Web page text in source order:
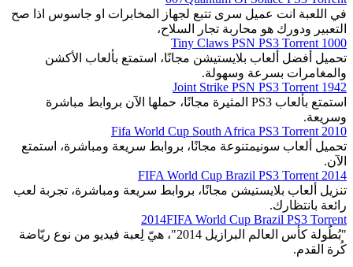
في اللعبة انت عميل سرى تتبع لجهاز المخابرات او جاسوس اذا صح
التعبير ودورك هو محاربة تجار السلاح،
1000 Tiny Claws PSN PS3 Torrent
تحميل أفضل ألعاب بلايستيشن مجانًا، استمتع بألعاب الأكشن
والمغامرات بسرعة وسهولة.
1942 Joint Strike PSN PS3 Torrent
استمتع بألعاب PS3 المثيرة مجانًا، حملها الآن بروابط مباشرة
وسريعة.
2010 Fifa World Cup South Africa PS3 Torrent
تحميل ألعاب سونيمتنوعة مجانًا، بروابط سريعة ومباشرة، استمتع
الآن.
2014 FIFA World Cup Brazil PS3 Torrent
تنزيل ألعاب بلايستيشن مجانًا، بروابط سريعة ومباشرة، تجربة لعب
رائعة بانتظارك.
2014FIFA World Cup Brazil PS3 Torrent
"بُطُولة كأس العالم البرازيل 2014"، هيّ لِعبة فيديو من نوع ريّاضة
كُرة القدم.